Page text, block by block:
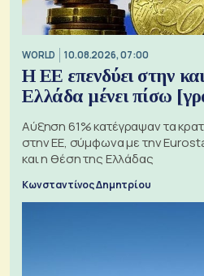
WORLD 10.08.2026, 07:00
Η ΕΕ επενδύει στην
Ελλάδα μένει πίσω
Αύξηση 61% κατέγραψαν τα
στην ΕΕ, σύμφωνα με την
και η θέση της Ελλάδας
Κωνσταντίνος Δημητρίου